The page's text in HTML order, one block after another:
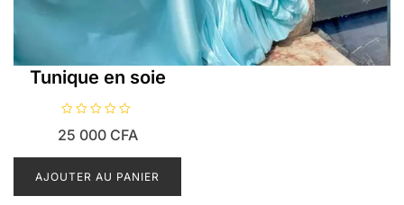
Tunique en soie
o
e
s
r
25 000 CFA
AJOUTER AU PANIER